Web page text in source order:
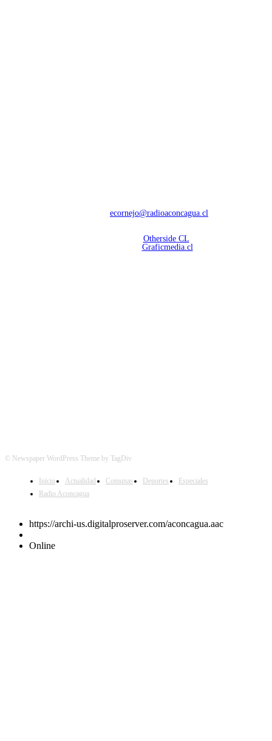
ecornejo@radioaconcagua.cl
Otherside CL
Graficmedia.cl
© Newspaper WordPress Theme by TagDiv
Inicio Actualidad Comunas Deportes
Especiales
Radio Aconcagua
https://archi-us.digitalproserver.com/aconcagua.aac
Online